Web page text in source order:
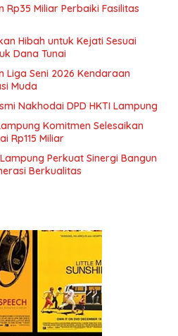
Miliar Perbaiki Fasilitas
Hibah untuk Kejati Sesuai
Dana Tunai
Seni 2026 Kendaraan
Muda
Nakhodai DPD HKTI Lampung
Komitmen Selesaikan
Rp115 Miliar
Perkuat Sinergi Bangun
Berkualitas